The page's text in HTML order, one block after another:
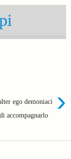
›
ego demoniaci
accompagnarlo